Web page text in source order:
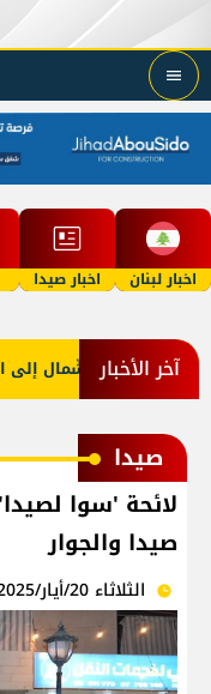
اخبار لبنان اخبار صيدا
آخر الأخبار
الشّمال إلى الجنوب...
صيدا
لائحة 'سوا
صيدا والجوار
الثلاثاء 20/أيار/2025 - 06:24 م